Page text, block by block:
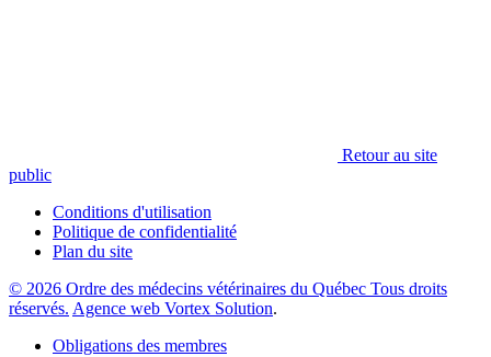
Retour au site
public
Conditions d'utilisation
Politique de confidentialité
Plan du site
© 2026 Ordre des médecins vétérinaires du Québec Tous droits
réservés. Agence web Vortex Solution.
Obligations des membres